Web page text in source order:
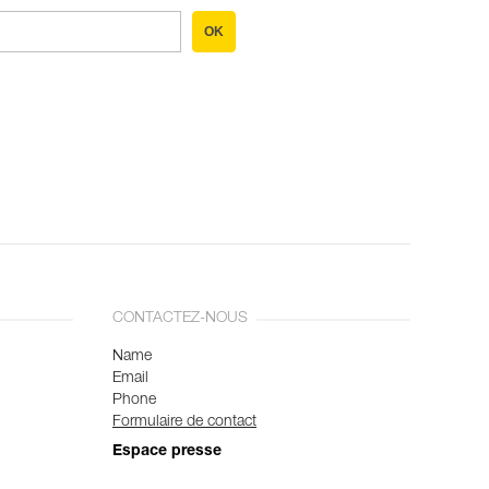
OK
CONTACTEZ-NOUS
Name
Email
Phone
Formulaire de contact
Espace presse